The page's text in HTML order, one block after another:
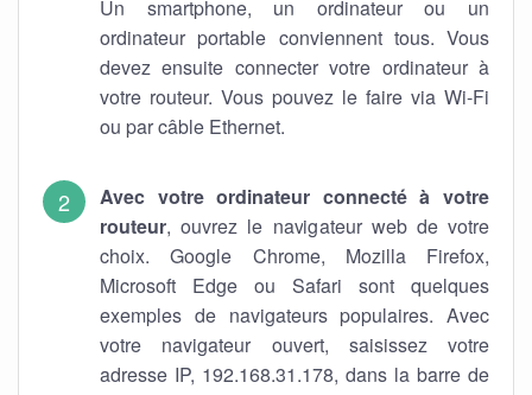
Un smartphone, un ordinateur ou un
ordinateur portable conviennent tous. Vous
devez ensuite connecter votre ordinateur à
votre routeur. Vous pouvez le faire via Wi-Fi
ou par câble Ethernet.
Avec votre ordinateur connecté à votre
routeur, ouvrez le navigateur web de votre
choix. Google Chrome, Mozilla Firefox,
Microsoft Edge ou Safari sont quelques
exemples de navigateurs populaires. Avec
votre navigateur ouvert, saisissez votre
adresse IP, 192.168.31.178, dans la barre de